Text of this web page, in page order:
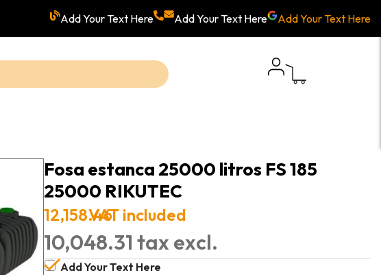
Add Your Text Here Add Your Text Here Add Your Text Here
Fosa estanca 25000 litros FS 185
25000 RIKUTEC
12,158.46VAT included
10,048.31 tax excl.
Add Your Text Here